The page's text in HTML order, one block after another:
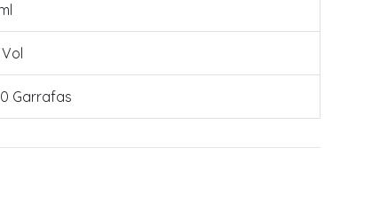
Vol
Garrafas